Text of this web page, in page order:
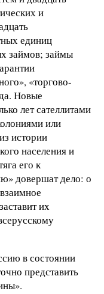
и
единиц
займов; займы
«торгово-
Новые
лет сателлитами
или
истории
населения и
его к
довершат дело: о
их
в состоянии
представить